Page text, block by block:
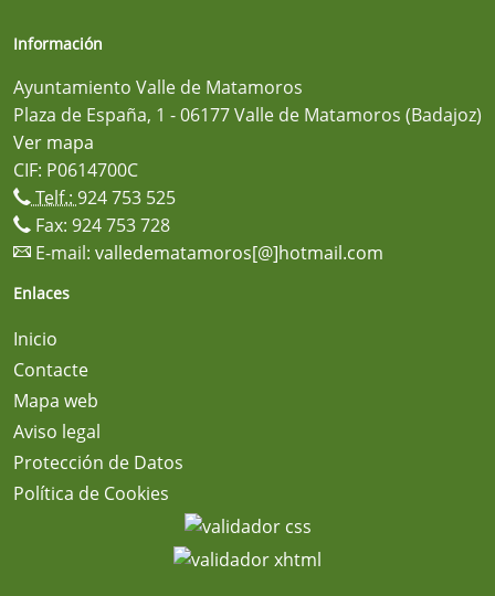
Información
Ayuntamiento Valle de Matamoros
Plaza de España, 1 - 06177 Valle de Matamoros (Badajoz)
Ver mapa
CIF: P0614700C
Telf.: 924 753 525
Fax: 924 753 728
E-mail: valledematamoros[@]hotmail.com
Enlaces
Inicio
Contacte
Mapa web
Aviso legal
Protección de Datos
Política de Cookies